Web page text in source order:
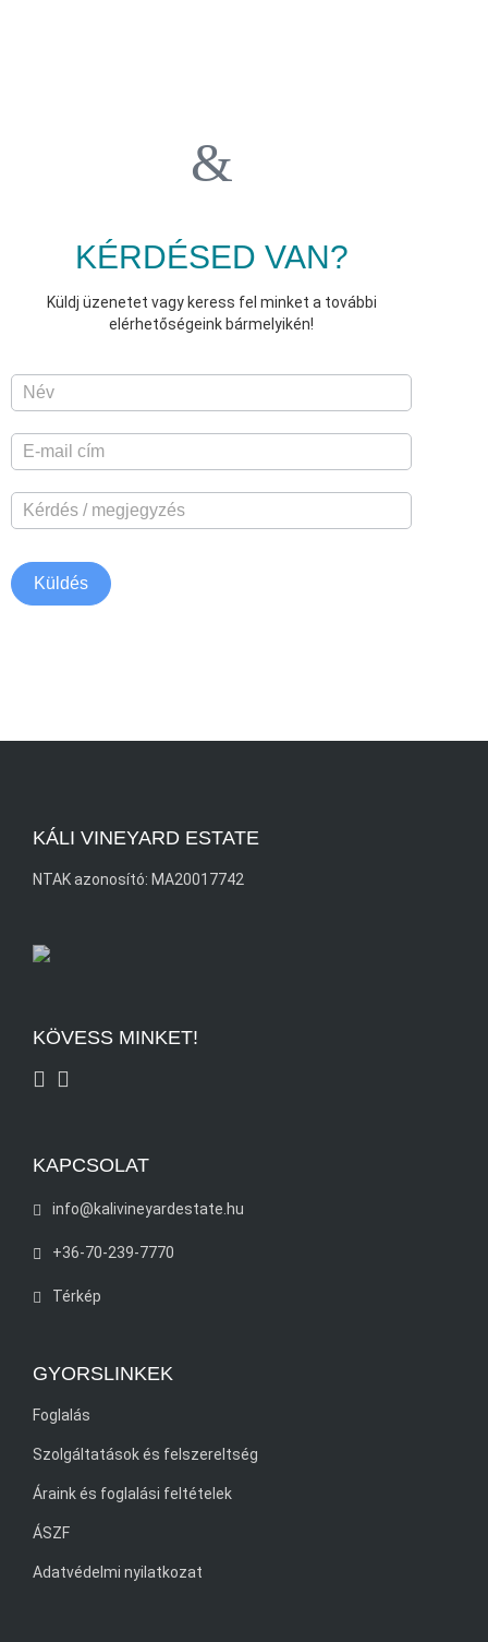
KÉRDÉSED VAN?
Küldj üzenetet vagy keress fel minket a további
elérhetőségeink bármelyikén!
KÁLI VINEYARD ESTATE
NTAK azonosító: MA20017742
KÖVESS MINKET!
KAPCSOLAT
info@kalivineyardestate.hu
+36-70-239-7770
Térkép
GYORSLINKEK
Foglalás
Szolgáltatások és felszereltség
Áraink és foglalási feltételek
ÁSZF
Adatvédelmi nyilatkozat